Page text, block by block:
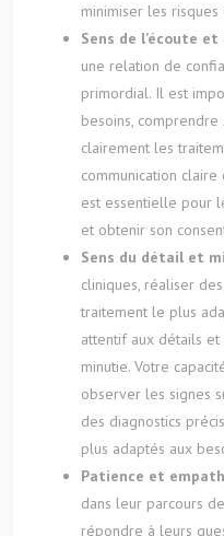
minimiser les
Sens de l’écoute
une relation de
primordial. Il est
besoins,
clairement les
communication
est essentielle pour
et obtenir son
Sens du détail et
cliniques, réaliser
traitement le plus
attentif aux détails
minutie. Votre
observer les signes
des diagnostics
plus adaptés aux
Patience et
dans leur parcours
répondre à leurs